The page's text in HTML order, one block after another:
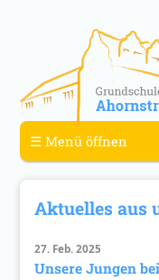
☰ Menü öffnen
Aktuelles aus
27. Feb. 2025
Unsere Jungen